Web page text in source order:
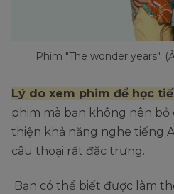
Phim "The wonder years".
Lý do xem phim để học
phim mà bạn không nên
thiện khả năng nghe tiếng
câu thoại rất đặc trưng.
Bạn có thể biết được làm